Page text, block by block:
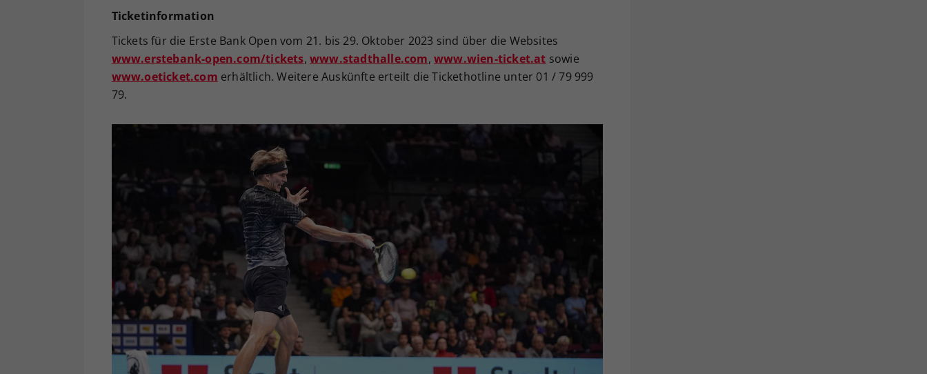
Ticketinformation
Tickets für die Erste Bank Open vom 21. bis 29. Oktober 2023 sind über die Websites
www.erstebank-open.com/tickets, www.stadthalle.com,www.wien-ticket.at sowie
www.oeticket.com erhältlich. Weitere Auskünfte erteilt die Tickethotline unter 01 / 79 999
79.